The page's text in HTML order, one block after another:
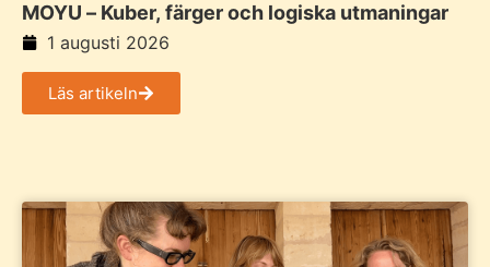
MOYU – Kuber, färger och logiska utmaningar
1 augusti 2026
Läs artikeln